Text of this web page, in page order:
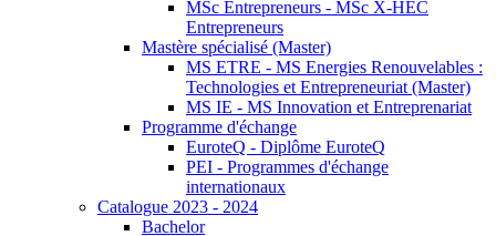
MSc Entrepreneurs - MSc X-HEC
Entrepreneurs
Mastère spécialisé (Master)
MS ETRE - MS Energies Renouvelables :
Technologies et Entrepreneuriat (Master)
MS IE - MS Innovation et Entreprenariat
Programme d'échange
EuroteQ - Diplôme EuroteQ
PEI - Programmes d'échange
internationaux
Catalogue 2023 - 2024
Bachelor